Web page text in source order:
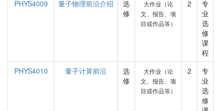
PHYS4009
量子物理前沿介绍
选
修
大作业（论
文、报告、项
目或作品等）
2
专
业
选
修
课
程
PHYS4010
量子计算前沿
选
修
大作业（论
文、报告、项
目或作品等）
2
专
业
选
修